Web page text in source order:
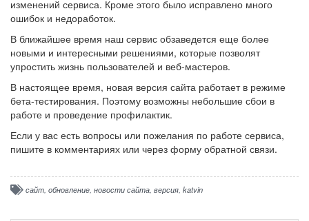
изменений сервиса. Кроме этого было исправлено много
ошибок и недоработок.
В ближайшее время наш сервис обзаведется еще более
новыми и интересными решениями, которые позволят
упростить жизнь пользователей и веб-мастеров.
В настоящее время, новая версия сайта работает в режиме
бета-тестирования. Поэтому возможны небольшие сбои в
работе и проведение профилактик.
Если у вас есть вопросы или пожелания по работе сервиса,
пишите в комментариях или через форму обратной связи.
сайт обновление новости сайта версия katvin